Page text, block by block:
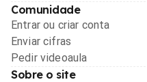
Comunidade
Entrar ou criar conta
Enviar cifras
Pedir videoaula
Sobre o site